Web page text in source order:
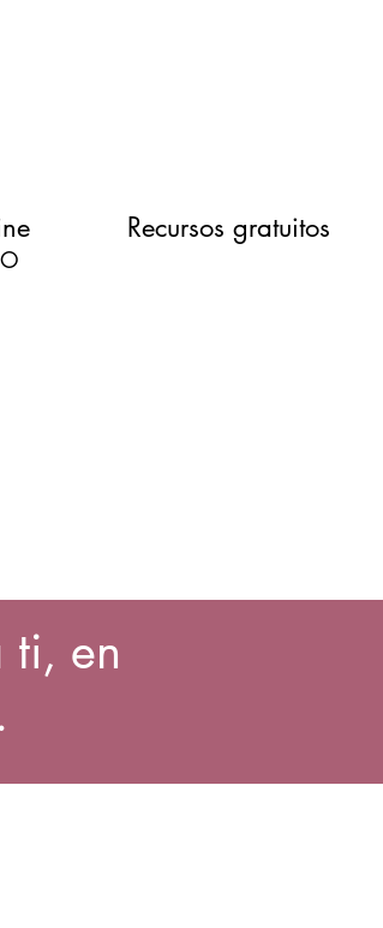
Recursos gratuitos
ti, en